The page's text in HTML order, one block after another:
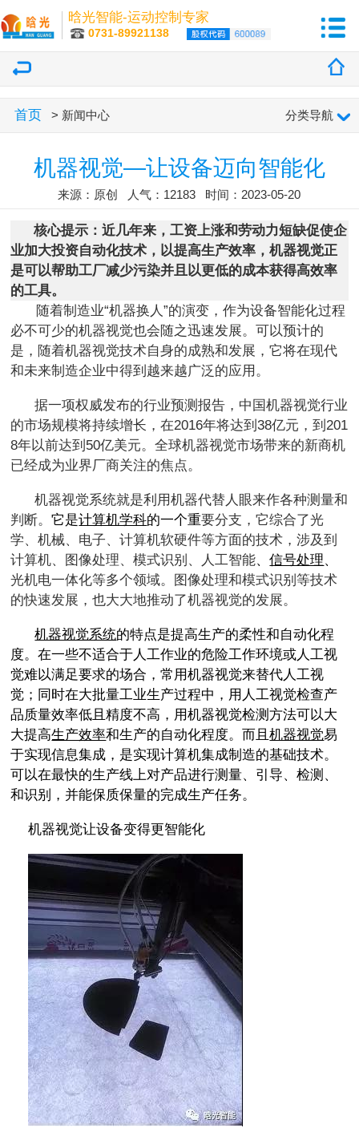
晗光智能-运动控制专家
0731-89921138
分类导航
首页 > 新闻中心
机器视觉—让设备迈向智能化
来源：原创 人气：12183 时间：2023-05-20
核心提示：近几年来，工资上涨和劳动力短缺促使企
业加大投资自动化技术，以提高生产效率，机器视觉正
是可以帮助工厂减少污染并且以更低的成本获得高效率
的工具。
随着制造业“机器换人”的演变，作为设备智能化过程
必不可少的机器视觉也会随之迅速发展。可以预计的
是，随着机器视觉技术自身的成熟和发展，它将在现代
和未来制造企业中得到越来越广泛的应用。
据一项权威发布的行业预测报告，中国机器视觉行业
的市场规模将持续增长，在2016年将达到38亿元，到201
8年以前达到 50亿美元。全球机器视觉市场带来的新商机
已经成为业界厂商关注的焦点。
机器视觉系统就是利用机器代替人眼来作各种测量和
判断。它是计算机学科的一个重要分支，它综合了光
学、机械、电子、计算机软硬件等方面的技术，涉及到
计算机、图像处理、模式识别、人工智能、信号处理、
光机电一体化等多个领域。图像处理和模式识别等技术
的快速发展，也大大地推动了机器视觉的发展。
机器视觉系统的特点是提高生产的柔性和自动化程
度。在一些不适合于人工作业的危险工作环境或人工视
觉难以满足要求的场合，常用机器视觉来替代人工视
觉；同时在大批量工业生产过程中，用人工视觉检查产
品质量效率低且精度不高，用机器视觉检测方法可以大
大提高生产效率和生产的自动化程度。而且机器视觉易
于实现信息集成，是实现计算机集成制造的基础技术。
可以在最快的生产线上对产品进行测量、引导、检测、
和识别，并能保质保量的完成生产任务。
机器视觉让设备变得更智能化